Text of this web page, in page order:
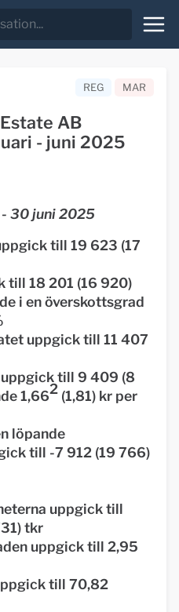
REG MAR
AB
- juni 2025
30 juni 2025
till 19 623 (17
18 201 (16 920)
i en överskottsgrad
uppgick till 11 407
till 9 409 (8
1,662 (1,81) kr per
löpande
till -7 912 (19 766)
uppgick till
tkr
uppgick till 2,95
till 70,82